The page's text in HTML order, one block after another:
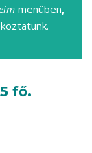
menüben,
fő.